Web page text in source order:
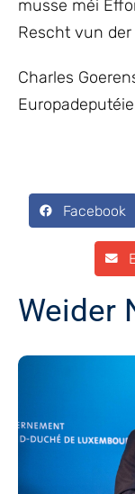
musse méi
Rescht vun der
Charles
Facebook
Weider